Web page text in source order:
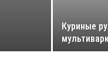
Куриные